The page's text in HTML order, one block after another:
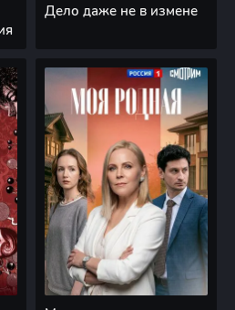
Дело даже не в измене